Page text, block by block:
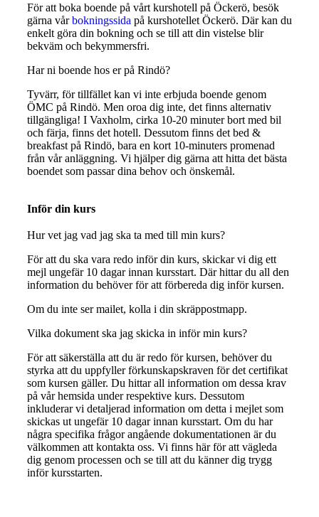
För att boka boende på vårt kurshotell på Öckerö, besök
gärna vårbokningssida på kurshotellet Öckerö. Där kan du
enkelt göra din bokning och se till att din vistelse blir
bekväm och bekymmersfri.
Har ni boende hos er på Rindö?
Tyvärr, för tillfället kan vi inte erbjuda boende genom
ÖMC på Rindö. Men oroa dig inte, det finns alternativ
tillgängliga! I Vaxholm, cirka 10-20 minuter bort med bil
och färja, finns det hotell. Dessutom finns det bed &
breakfast på Rindö, bara en kort 10-minuters promenad
från vår anläggning. Vi hjälper dig gärna att hitta det bästa
boendet som passar dina behov och önskemål.
Inför din kurs
Hur vet jag vad jag ska ta med till min kurs?
För att du ska vara redo inför din kurs, skickar vi dig ett
mejl ungefär 10 dagar innan kursstart. Där hittar du all den
information du behöver för att förbereda dig inför kursen.
Om du inte ser mailet, kolla i din skräppostmapp.
Vilka dokument ska jag skicka in inför min kurs?
För att säkerställa att du är redo för kursen, behöver du
styrka att du uppfyller förkunskapskraven för det certifikat
som kursen gäller. Du hittar all information om dessa krav
på vår hemsida under respektive kurs. Dessutom
inkluderar vi detaljerad information om detta i mejlet som
skickas ut ungefär 10 dagar innan kursstart. Om du har
några specifika frågor angående dokumentationen är du
välkommen att kontakta oss. Vi finns här för att vägleda
dig genom processen och se till att du känner dig trygg
inför kursstarten.